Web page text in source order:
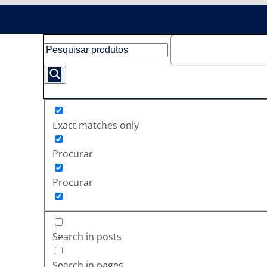
Exact matches only
Procurar
Procurar
Search in posts